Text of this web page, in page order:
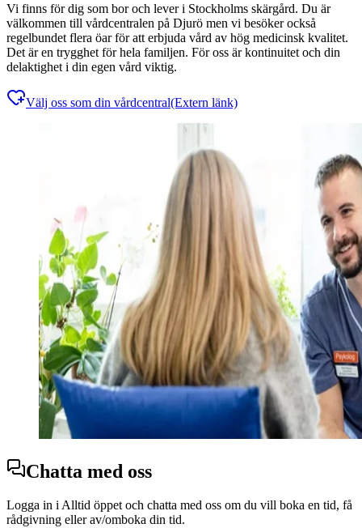
Vi finns för dig som bor och lever i Stockholms skärgård. Du är
välkommen till vårdcentralen på Djurö men vi besöker också
regelbundet flera öar för att erbjuda vård av hög medicinsk kvalitet.
Det är en trygghet för hela familjen. För oss är kontinuitet och din
delaktighet i din egen vård viktig.
Välj oss som din vårdcentral(Extern länk)
Chatta med oss
Logga in i Alltid öppet och chatta med oss om du vill boka en tid, få
rådgivning eller av/omboka din tid.